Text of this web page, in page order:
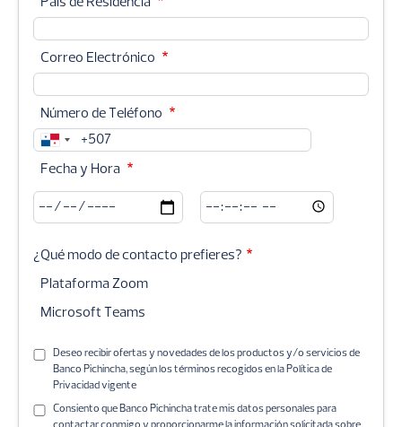
Correo Electrónico
Número de Teléfono
Fecha y Hora
Fecha
y
Fecha
Fecha
y
Hora
¿Qué modo de contacto prefieres?
Plataforma Zoom
Microsoft Teams
Deseo recibir ofertas y novedades de los productos y/o servicios de
Banco Pichincha, según los términos recogidos en la Política de
Privacidad vigente
Consiento que Banco Pichincha trate mis datos personales para